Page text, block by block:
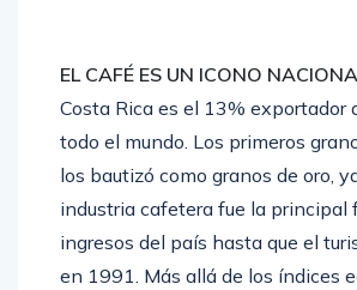
EL CAFÉ ES UN ICONO
Costa Rica es el 13% exportador
todo el mundo. Los primeros
los bautizó como granos de oro,
industria cafetera fue la principal
ingresos del país hasta que el
en 1991. Más allá de los índices